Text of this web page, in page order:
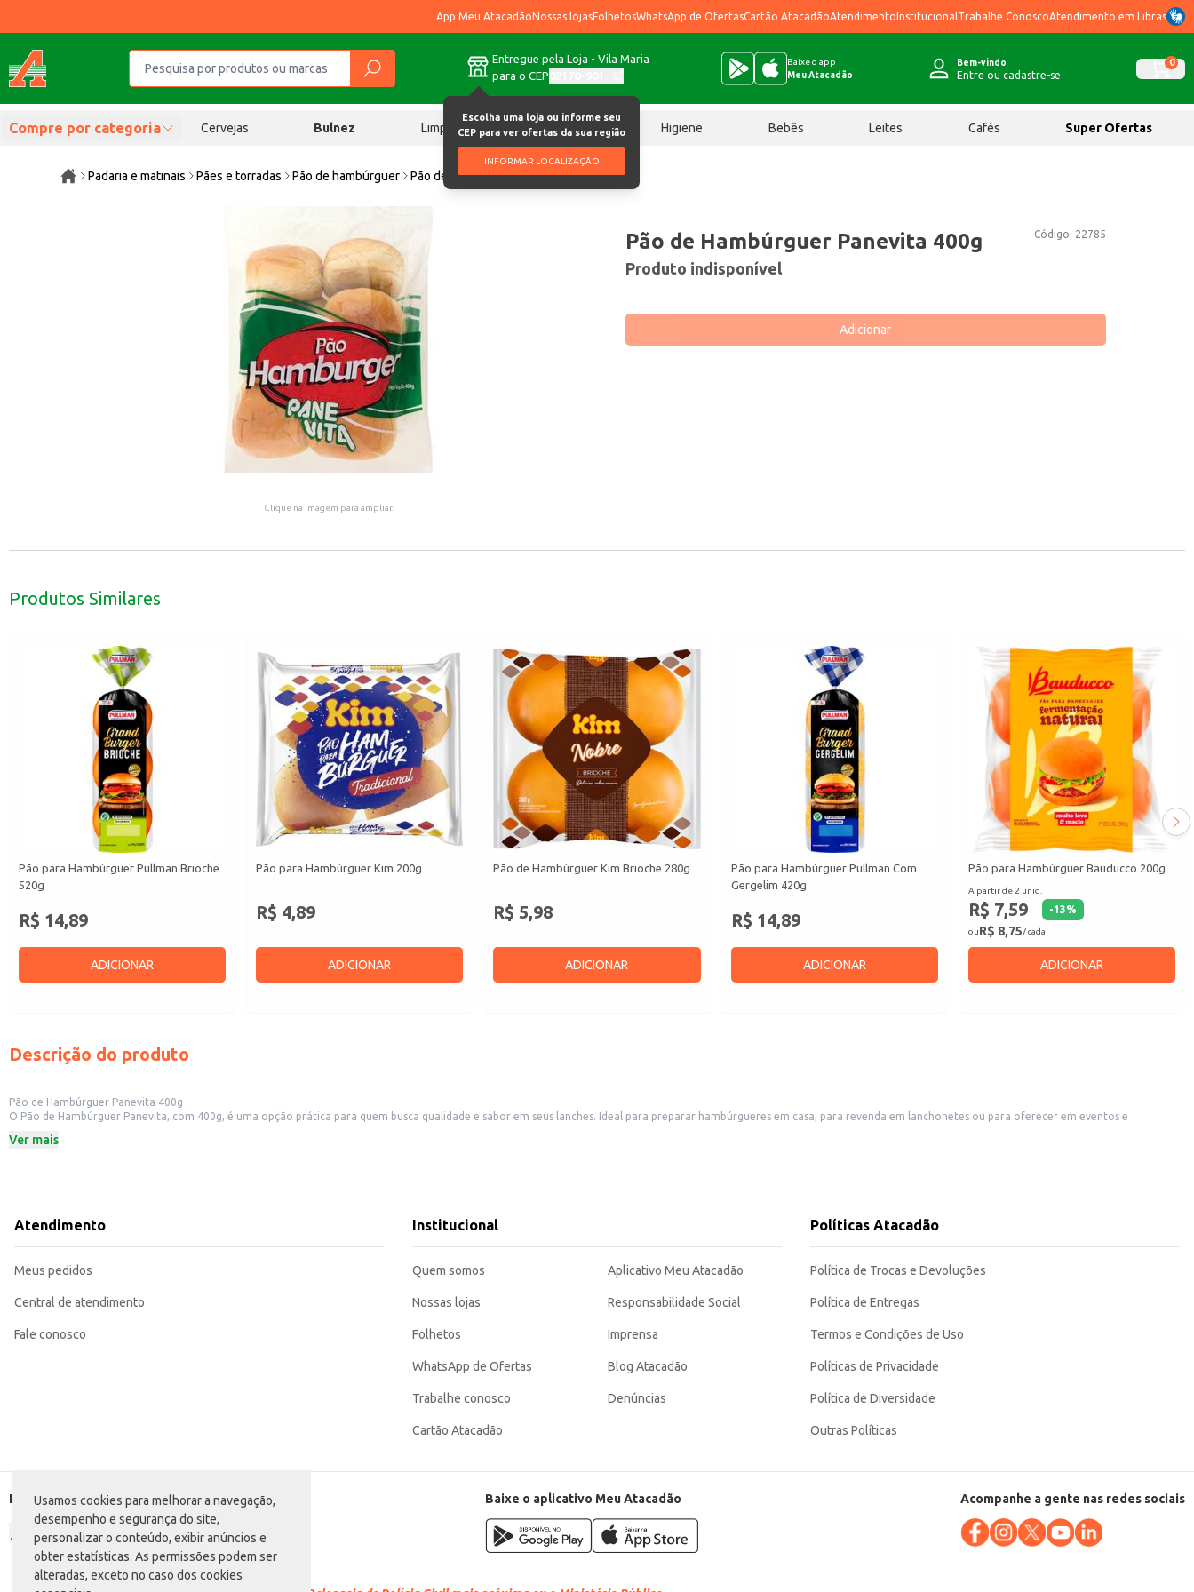
Usamos cookies para melhorar a navegação,
desempenho e segurança do site,
personalizar o conteúdo, exibir anúncios e
obter estatísticas. As permissões podem ser
alteradas, exceto no caso dos cookies
App Meu AtacadãoNossas lojasFolhetosWhatsApp de OfertasCartão AtacadãoAtendimentoInstitucional Trabalhe ConoscoAtendimento em Libras
Entregue pela Loja - Vila Maria
para o CEP
Escolha uma loja ou informe seu
CEP para ver ofertas da sua região
INFORMAR LOCALIZAÇÃO
Baixe o app
Meu Atacadão
Bem-vindo
Entre ou cadastre-se
0
Compre por categoria Cervejas Bulnez Limpeza Chocolates Higiene Bebês Leites Cafés Super Ofertas
Padaria e matinais Pães e torradas Pão de hambúrguer Pão de Hambúrguer Panevita 400g
Clique na imagem para ampliar.
Código: 22785
Pão de Hambúrguer Panevita 400g
Produto indisponível
Adicionar
Produtos Similares
Pão para Hambúrguer Pullman Brioche
520g
R$ 14,89
ADICIONAR
Pão para Hambúrguer Kim 200g
R$ 4,89
ADICIONAR
Pão de Hambúrguer Kim Brioche 280g
R$ 5,98
ADICIONAR
Pão para Hambúrguer Pullman Com
Gergelim 420g
R$ 14,89
ADICIONAR
Pão para Hambúrguer Bauducco 200g
A partir de 2 unid.
R$ 7,59 -13%
ouR$ 8,75/ cada
ADICIONAR
Descrição do produto
Pão de Hambúrguer Panevita 400g
O Pão de Hambúrguer Panevita, com 400g, é uma opção prática para quem busca qualidade e sabor em seus lanches. Ideal para preparar hambúrgueres em casa, para revenda em lanchonetes ou para oferecer em eventos e
Dicas de Uso:
Ver mais
Atendimento
Meus pedidos
Central de atendimento
Fale conosco
Institucional
Quem somos
Nossas lojas
Folhetos
WhatsApp de Ofertas
Trabalhe conosco
Cartão Atacadão
Aplicativo Meu Atacadão
Responsabilidade Social
Imprensa
Blog Atacadão
Denúncias
Políticas Atacadão
Política de Trocas e Devoluções
Política de Entregas
Termos e Condições de Uso
Políticas de Privacidade
Política de Diversidade
Outras Políticas
Formas de pagamento Baixe o aplicativo Meu Atacadão Acompanhe a gente nas redes sociais